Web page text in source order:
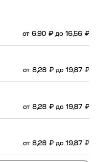
от 6,90 ₽до16,56 ₽
от 8,28 ₽до19,87 ₽
от 8,28 ₽до19,87 ₽
от 8,28 ₽до19,87 ₽